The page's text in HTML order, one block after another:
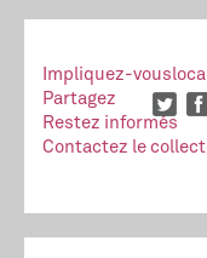
Impliquez-vous
Partagez
Restez informés
Contactez le